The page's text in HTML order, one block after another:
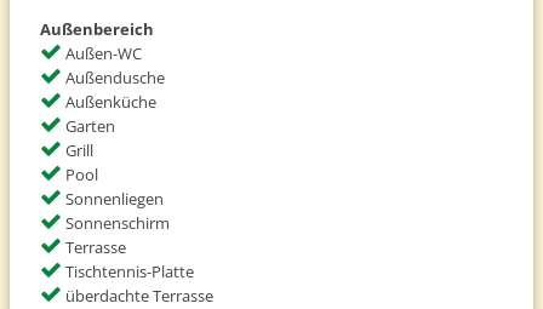
Außenbereich
Außen-WC
Außendusche
Außenküche
Garten
Grill
Pool
Sonnenliegen
Sonnenschirm
Terrasse
Tischtennis-Platte
überdachte Terrasse